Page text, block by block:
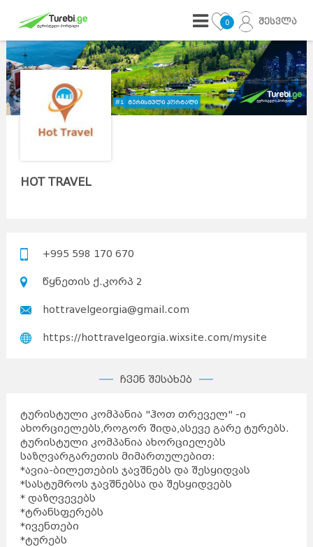
0 შესვლა
HOT TRAVEL
+995 598 170 670
წყნეთის ქ.კორპ 2
hottravelgeorgia@gmail.com
https://hottravelgeorgia.wixsite.com/mysite
ჩვენ შესახებ
ტურისტული კომპანია "ჰოთ თრეველ" -ი
ახორციელებს,როგორ შიდა,ასევე გარე ტურებს.
ტურისტული კომპანია ახორციელებს
საზღვარგარეთის მიმართულებით:
*ავია-ბილეთების ჯავშნებს და შესყიდვას
*სასტუმროს ჯავშნებსა და შესყიდვებს
* დაზღვევებს
*ტრანსფერებს
*ივენთები
*ტურებს